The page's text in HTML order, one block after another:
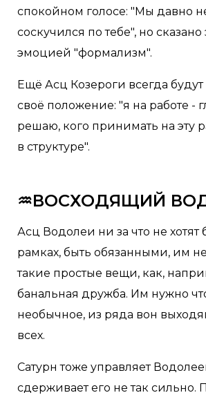
спокойном голосе: "Мы давно
соскучился по тебе", но сказано
эмоцией "формализм".
Ещё Асц Козероги всегда
своё положение: "я на работе -
решаю, кого принимать на эту
в структуре".
♒ВОСХОДЯЩИЙ
Асц Водолеи ни за что не хотят
рамках, быть обязанными, им
такие простые вещи, как,
банальная дружба. Им нужно
необычное, из ряда вон
всех.
Сатурн тоже управляет
сдерживает его не так сильно.